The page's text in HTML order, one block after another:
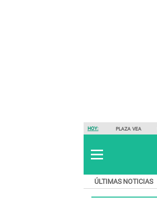
HOY: PLAZA VEA
ÚLTIMAS NOTICIAS